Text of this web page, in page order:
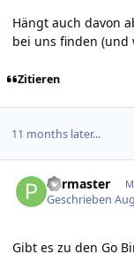
Hängt auch davon
bei uns finden (und
Zitieren
11 months later...
Parmaster
Geschrieben
Gibt es zu den Go